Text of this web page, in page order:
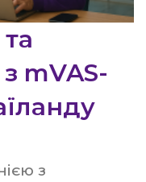
mVAS-
з